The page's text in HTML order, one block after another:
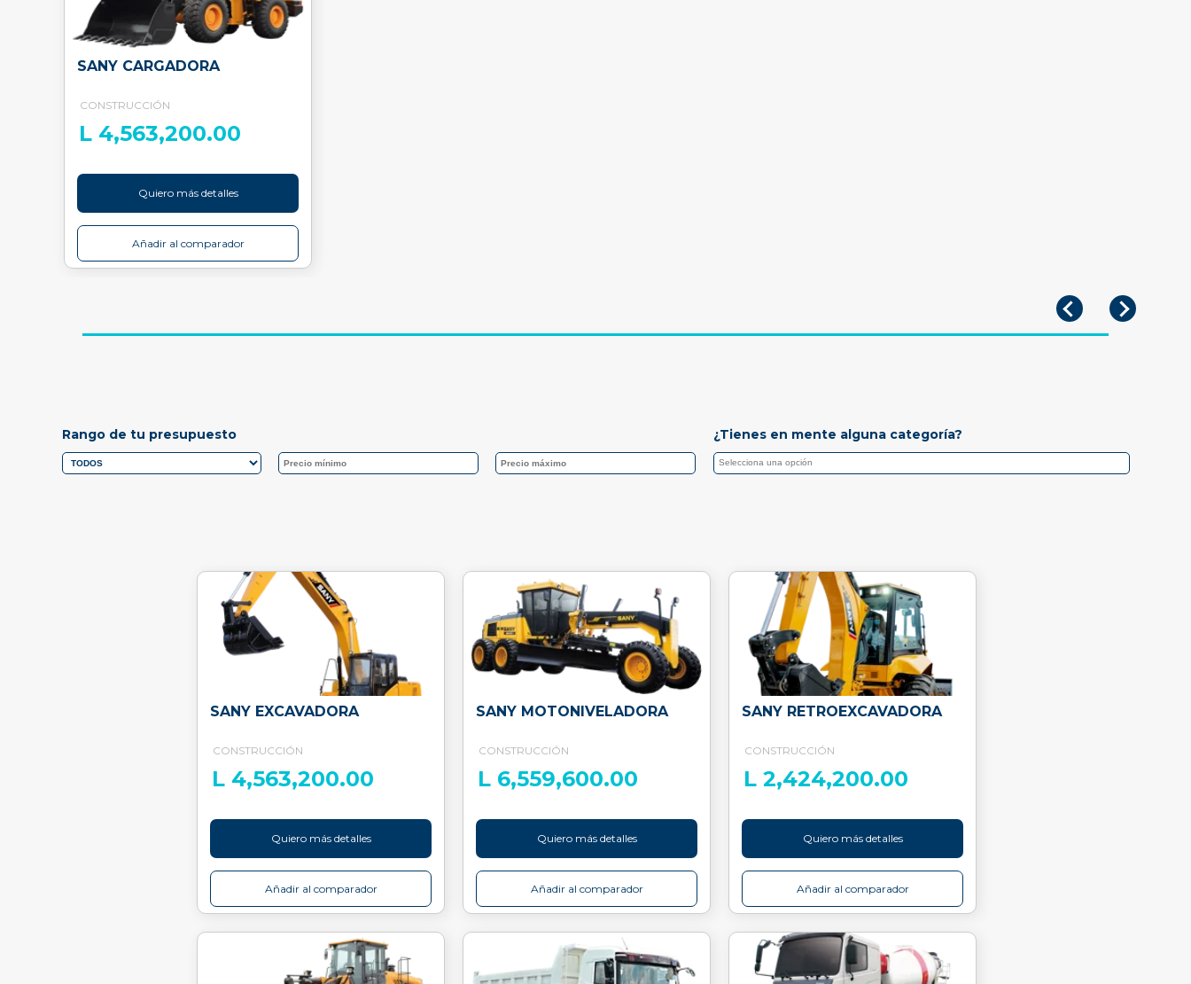
SANY CARGADORA
CONSTRUCCIÓN
L 4,563,200.00
Quiero más detalles
Añadir al comparador
Rango de tu presupuesto ¿Tienes en mente alguna categoría?
SANY EXCAVADORA
CONSTRUCCIÓN
L 4,563,200.00
Quiero más detalles
Añadir al comparador
SANY MOTONIVELADORA
CONSTRUCCIÓN
L 6,559,600.00
Quiero más detalles
Añadir al comparador
SANY RETROEXCAVADORA
CONSTRUCCIÓN
L 2,424,200.00
Quiero más detalles
Añadir al comparador